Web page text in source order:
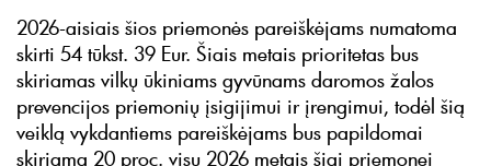
2026-aisiais šios priemonės pareiškėjams numatoma
skirti 54 tūkst. 39 Eur. Šiais metais prioritetas bus
skiriamas vilkų ūkiniams gyvūnams daromos žalos
prevencijos priemonių įsigijimui ir įrengimui, todėl šią
veiklą vykdantiems pareiškėjams bus papildomai
skiriama 20 proc. visų 2026 metais šiai priemonei